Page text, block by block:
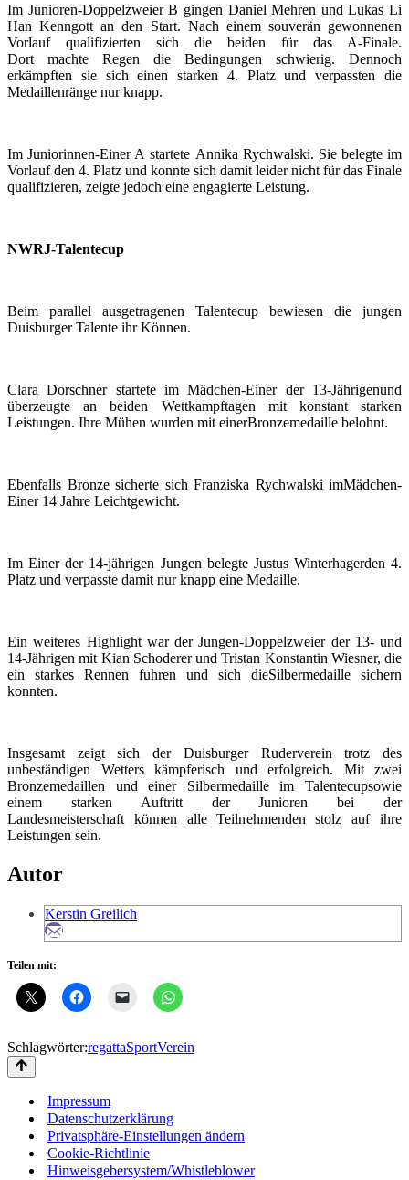
Im Junioren-Doppelzweier B gingen Daniel Mehren und Lukas Li
Han Kenngott an den Start. Nach einem souverän gewonnenen
Vorlauf qualifizierten sich die beiden für das A-Finale.
Dort machte Regen die Bedingungen schwierig. Dennoch
erkämpften sie sich einen starken 4. Platz und verpassten die
Medaillenränge nur knapp.
Im Juniorinnen-Einer A startete Annika Rychwalski. Sie belegte im
Vorlauf den 4. Platz und konnte sich damit leider nicht für das Finale
qualifizieren, zeigte jedoch eine engagierte Leistung.
NWRJ-Talentecup
Beim parallel ausgetragenen Talentecup bewiesen die jungen
Duisburger Talente ihr Können.
Clara Dorschner startete im Mädchen-Einer der 13-Jährigenund
überzeugte an beiden Wettkampftagen mit konstant starken
Leistungen. Ihre Mühen wurden mit einerBronzemedaille belohnt.
Ebenfalls Bronze sicherte sich Franziska Rychwalski imMädchen-
Einer 14 Jahre Leichtgewicht.
Im Einer der 14-jährigen Jungen belegte Justus Winterhagerden 4.
Platz und verpasste damit nur knapp eine Medaille.
Ein weiteres Highlight war der Jungen-Doppelzweier der 13- und
14-Jährigen mit Kian Schoderer und Tristan Konstantin Wiesner, die
ein starkes Rennen fuhren und sich dieSilbermedaille sichern
konnten.
Insgesamt zeigt sich der Duisburger Ruderverein trotz des
unbeständigen Wetters kämpferisch und erfolgreich. Mit zwei
Bronzemedaillen und einer Silbermedaille im Talentecupsowie
einem starken Auftritt der Junioren bei der
Landesmeisterschaft können alle Teilnehmenden stolz auf ihre
Leistungen sein.
Autor
Kerstin Greilich
Teilen mit:
Schlagwörter:regattaSportVerein
Impressum
Datenschutzerklärung
Privatsphäre-Einstellungen ändern
Cookie-Richtlinie
Hinweisgebersystem/Whistleblower